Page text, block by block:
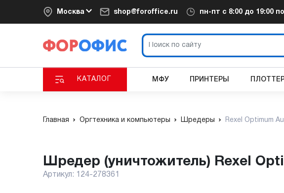
Москва shop@foroffice.ru пн-пт с 8:00 до 19:00
КАТАЛОГ МФУ ПРИНТЕРЫ
Главная Оргтехника и компьютеры Шредеры Rexel Optimum
Шредер (уничтожитель) Rexel
Артикул: 124-278361